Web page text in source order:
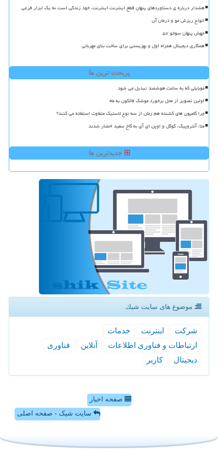
هشدار درباره ی دستاوردهای پنهان قطع اینترنت اینترنت، خود زندگی است نه یک ابزار فرعی
انواع ریزش مو و درمان آن
جهش پنهان سوخو ۵۷
همکاری دیجیتال همراه اول و بهزیستی برای ساخت بنای مهربانی
پربحث ترین ها
موبایلی که به ساعت هوشمند تبدیل می شود
اولین تصویر از محل برخورد موشک فالکون به ماه
چرا کامیون های کشنده هم زمان از سه نوع لاستیک متفاوت استفاده می کنند؟
متا، آنتروپیک، گوگل و اوپن ای آی به کاخ سفید احضار شدند
جدیدترین ها
موضوع های سایت شیك
شركت اینترنت
خدمات
ارتباطات و فناوری اطلاعات
آنلاین
فناوری
دیجیتال
كاربر
صفحه اخبار
سایت شیک - صفحه اصلی